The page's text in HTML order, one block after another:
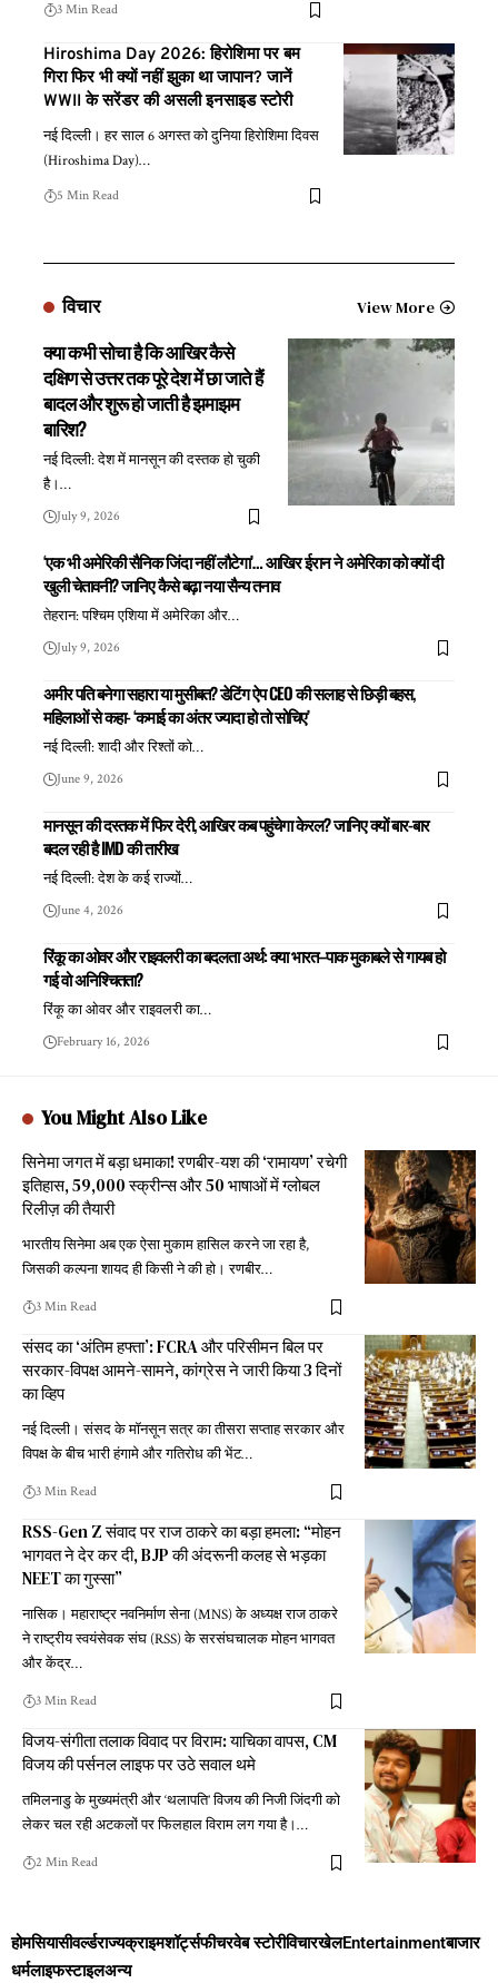
3 Min Read
Hiroshima Day 2026: हिरोशिमा पर बम
गिरा फिर भी क्यों नहीं झुका था जापान? जानें
WWII के सरेंडर की असली इनसाइड स्टोरी
नई दिल्ली। हर साल 6 अगस्त को दुनिया हिरोशिमा दिवस
(Hiroshima Day)…
5 Min Read
विचार View More
क्या कभी सोचा है कि आखिर कैसे
दक्षिण से उत्तर तक पूरे देश में छा जाते हैं
बादल और शुरू हो जाती है झमाझम
बारिश?
नई दिल्ली: देश में मानसून की दस्तक हो चुकी
है।…
July 9, 2026
‘एक भी अमेरिकी सैनिक जिंदा नहीं लौटेगा’… आखिर ईरान ने अमेरिका को क्यों दी
खुली चेतावनी? जानिए कैसे बढ़ा नया सैन्य तनाव
तेहरान: पश्चिम एशिया में अमेरिका और…
July 9, 2026
अमीर पति बनेगा सहारा या मुसीबत? डेटिंग ऐप CEO की सलाह से छिड़ी बहस,
महिलाओं से कहा- ‘कमाई का अंतर ज्यादा हो तो सोचिए’
नई दिल्ली: शादी और रिश्तों को…
June 9, 2026
मानसून की दस्तक में फिर देरी, आखिर कब पहुंचेगा केरल? जानिए क्यों बार-बार
बदल रही है IMD की तारीख
नई दिल्ली: देश के कई राज्यों…
June 4, 2026
रिंकू का ओवर और राइवलरी का बदलता अर्थ: क्या भारत–पाक मुकाबले से गायब हो
गई वो अनिश्चितता?
रिंकू का ओवर और राइवलरी का…
February 16, 2026
You Might Also Like
सिनेमा जगत में बड़ा धमाका! रणबीर-यश की ‘रामायण’ रचेगी
इतिहास, 59,000 स्क्रीन्स और 50 भाषाओं में ग्लोबल
रिलीज़ की तैयारी
भारतीय सिनेमा अब एक ऐसा मुकाम हासिल करने जा रहा है,
जिसकी कल्पना शायद ही किसी ने की हो। रणबीर…
3 Min Read
संसद का ‘अंतिम हफ्ता’: FCRA और परिसीमन बिल पर
सरकार-विपक्ष आमने-सामने, कांग्रेस ने जारी किया 3 दिनों
का व्हिप
नई दिल्ली। संसद के मॉनसून सत्र का तीसरा सप्ताह सरकार और
विपक्ष के बीच भारी हंगामे और गतिरोध की भेंट…
3 Min Read
RSS-Gen Z संवाद पर राज ठाकरे का बड़ा हमला: “मोहन
भागवत ने देर कर दी, BJP की अंदरूनी कलह से भड़का
NEET का गुस्सा”
नासिक। महाराष्ट्र नवनिर्माण सेना (MNS) के अध्यक्ष राज ठाकरे
ने राष्ट्रीय स्वयंसेवक संघ (RSS) के सरसंघचालक मोहन भागवत
और केंद्र…
3 Min Read
विजय-संगीता तलाक विवाद पर विराम: याचिका वापस, CM
विजय की पर्सनल लाइफ पर उठे सवाल थमे
तमिलनाडु के मुख्यमंत्री और ‘थलापति’ विजय की निजी जिंदगी को
लेकर चल रही अटकलों पर फिलहाल विराम लग गया है।…
2 Min Read
होमसियासीवर्ल्डराज्यक्राइमशॉर्ट्सफीचरवेब स्टोरीविचारखेलEntertainmentबाजार
धर्मलाइफस्टाइलअन्य